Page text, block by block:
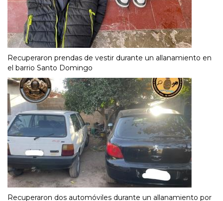
Recuperaron prendas de vestir durante un allanamiento en
el barrio Santo Domingo
Recuperaron dos automóviles durante un allanamiento por